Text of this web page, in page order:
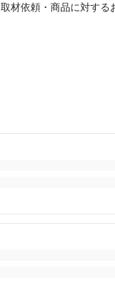
取材依頼・商品に対する